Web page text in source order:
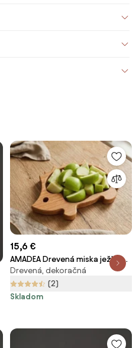
15,6 €
AMADEA Drevená miska ježko,
masívne drevo, veľkosť 21 cm,
český výrobok
Drevená, dekoračná
(2)
Skladom